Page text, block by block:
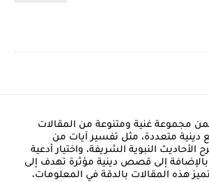
مجموعة غنية ومتنوعة من المقالات
دينية متعددة، مثل تفسير آيات من
الأحاديث النبوية الشريفة، واختيار أدعية
بالإضافة إلى قصص دينية مؤثرة تهدف إلى
هذه المقالات بالدقة في المعلومات،